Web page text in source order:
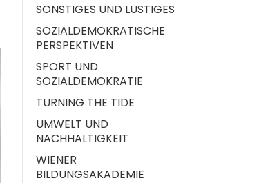
SONSTIGES UND LUSTIGES
SOZIALDEMOKRATISCHE
PERSPEKTIVEN
SPORT UND
SOZIALDEMOKRATIE
TURNING THE TIDE
UMWELT UND
NACHHALTIGKEIT
WIENER
BILDUNGSAKADEMIE